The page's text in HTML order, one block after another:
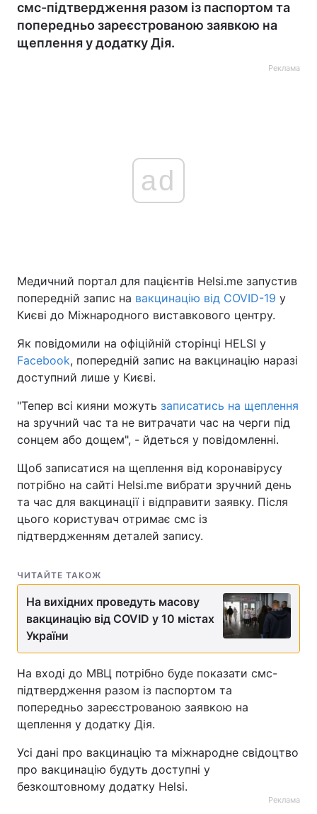
смс-підтвердження разом із паспортом та
попередньо зареєстрованою заявкою на
щеплення у додатку Дія.
Реклама
ad
Медичний портал для пацієнтів Helsi.me запустив
попередній запис на вакцинацію від COVID-19 у
Києві до Міжнародного виставкового центру.
Як повідомили на офіційній сторінці HELSI у
Facebook, попередній запис на вакцинацію наразі
доступний лише у Києві.
"Тепер всі кияни можуть записатись на щеплення
на зручний час та не витрачати час на черги під
сонцем або дощем", - йдеться у повідомленні.
Щоб записатися на щеплення від коронавірусу
потрібно на сайті Helsi.me вибрати зручний день
та час для вакцинації і відправити заявку. Після
цього користувач отримає смс із
підтвердженням деталей запису.
ЧИТАЙТЕ ТАКОЖ
На вихідних проведуть масову
вакцинацію від COVID у 10 містах
України
На вході до МВЦ потрібно буде показати смс-
підтвердження разом із паспортом та
попередньо зареєстрованою заявкою на
щеплення у додатку Дія.
Усі дані про вакцинацію та міжнародне свідоцтво
про вакцинацію будуть доступні у
безкоштовному додатку Helsi.
Реклама